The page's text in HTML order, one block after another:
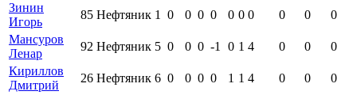
Зинин
Игорь
85 Нефтяник 1 0 0 0 0 0 0 0 0 0
0
Мансуров
Ленар
92 Нефтяник 5 0 0 0 -1 0 1 4 0 0
0
Кириллов
Дмитрий
26 Нефтяник 6 0 0 0 0 1 1 4 0 0
0